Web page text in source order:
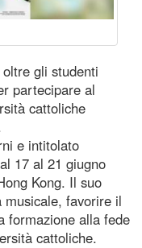
gli studenti
partecipare al
cattoliche
e intitolato
17 al 21 giugno
Kong. Il suo
musicale, favorire il
formazione alla fede
cattoliche.